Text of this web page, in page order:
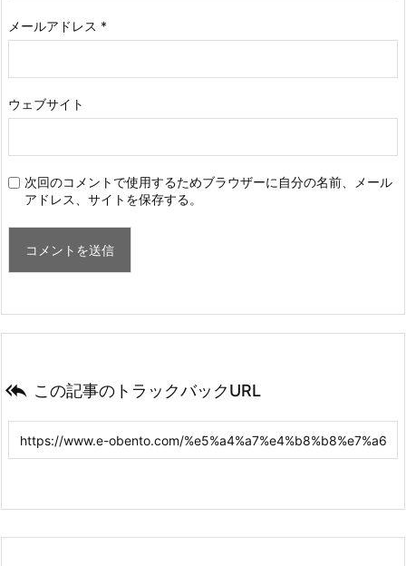
メールアドレス *
ウェブサイト
次回のコメントで使用するためブラウザーに自分の名前、メール
アドレス、サイトを保存する。
 この記事のトラックバックURL